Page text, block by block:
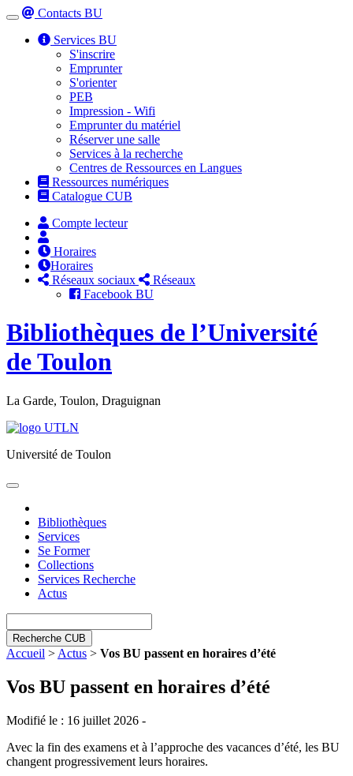
Toggle
navigation
Contacts BU
Services BU
S'inscrire
Emprunter
S'orienter
PEB
Impression - Wifi
Emprunter du matériel
Réserver une salle
Services à la recherche
Centres de Ressources en Langues
Ressources numériques
Catalogue CUB
Compte lecteur
Horaires
Horaires
Réseaux sociaux
Réseaux
Facebook BU
Bibliothèques de l’Université
de Toulon
La Garde, Toulon, Draguignan
Université de Toulon
Toggle
Bibliothèques
Services
Se Former
Collections
Services Recherche
Actus
Recherche CUB
Accueil > Actus > Vos BU passent en horaires d’été
Vos BU passent en horaires d’été
Modifié le : 16 juillet 2026 -
Avec la fin des examens et à l’approche des vacances d’été, les BU
changent progressivement leurs horaires.